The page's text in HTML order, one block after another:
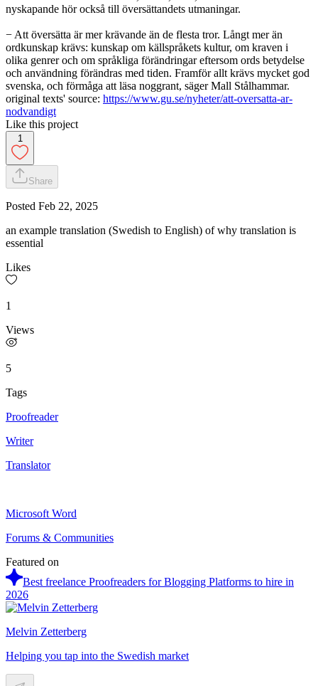
nyskapande hör också till översättandets utmaningar.
− Att översätta är mer krävande än de flesta tror. Långt mer än
ordkunskap krävs: kunskap om källspråkets kultur, om kraven i
olika genrer och om språkliga förändringar eftersom ords betydelse
och användning förändras med tiden. Framför allt krävs mycket god
svenska, och förmåga att läsa noggrant, säger Mall Stålhammar.
original texts' source: https://www.gu.se/nyheter/att-oversatta-ar-
nodvandigt
Like this project
1
Share
Posted Feb 22, 2025
an example translation (Swedish to English) of why translation is
essential
Likes
1
Views
5
Tags
Proofreader
Writer
Translator
Microsoft Word
Forums & Communities
Featured on
Best freelance Proofreaders for Blogging Platforms to hire in
2026
Melvin Zetterberg
Helping you tap into the Swedish market